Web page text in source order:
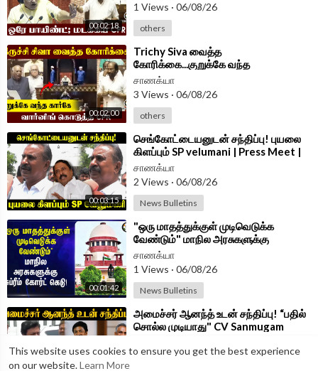
This website uses cookies to ensure you get the best experience
on our website.Learn More
00:02:18
1 Views · 06/08/26
others
00:02:00
⁣Trichy Siva வைத்த
கோரிக்கை...குறுக்கே வந்த
கார்கே...வார்னிங் கொடுத்த CPR |
Parliament 2026
சாணக்யா
3 Views · 06/08/26
others
00:03:15
⁣செங்கோட்டையனுடன் சந்திப்பு! புயலை
கிளப்பும் SP velumani | Press Meet |
ADMK
சாணக்யா
2 Views · 06/08/26
News Bulletins
00:01:42
⁣"ஒரு மாதத்துக்குள் முடிவெடுக்க
வேண்டும்" மாநில அரசுகளுக்கு
Supreme Court கெடு!
சாணக்யா
1 Views · 06/08/26
News Bulletins
⁣அமைச்சர் ஆனந்த் உடன் சந்திப்பு! “பதில்
சொல்ல முடியாது" CV Sanmugam
1 Views 06/08/26